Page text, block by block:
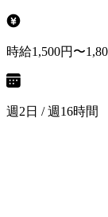
時給1,500円〜
週2日 / 週16時間